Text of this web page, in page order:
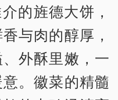
的旌德大饼，
与肉的醇厚，
外酥里嫩，一
。徽菜的精髓